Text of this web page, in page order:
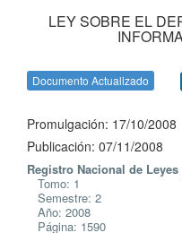
LEY SOBRE EL
Documento Actualizado
Promulgación: 17/10/2008
Publicación: 07/11/2008
Registro Nacional de Leyes
Tomo: 1
Semestre: 2
Año: 2008
Página: 1590